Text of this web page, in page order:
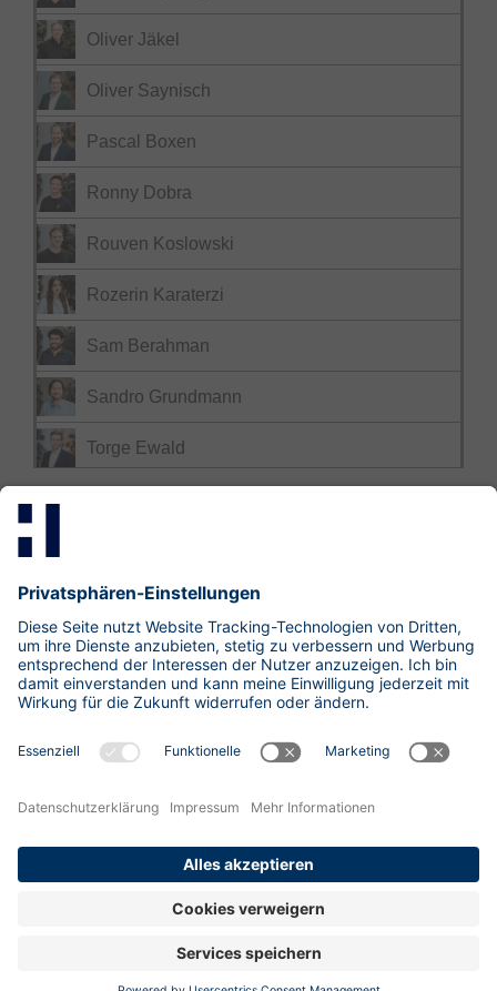
Oliver Jäkel
Oliver Saynisch
Pascal Boxen
Ronny Dobra
Rouven Koslowski
Rozerin Karaterzi
Sam Berahman
Sandro Grundmann
Torge Ewald
Mastodon
LinkedIn
Xing
Impressum
Datenschutzhinweise